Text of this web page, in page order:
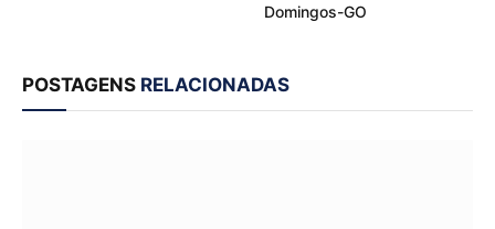
Domingos-GO
POSTAGENS RELACIONADAS